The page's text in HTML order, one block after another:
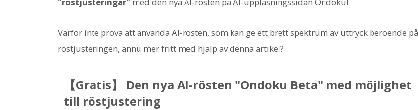
Varför inte prova att använda AI-rösten, som kan ge ett brett spektrum av uttryck beroende på
röstjusteringen, ännu mer fritt med hjälp av denna artikel?
【Gratis】 Den nya AI-rösten "Ondoku Beta" med möjlighet
till röstjustering